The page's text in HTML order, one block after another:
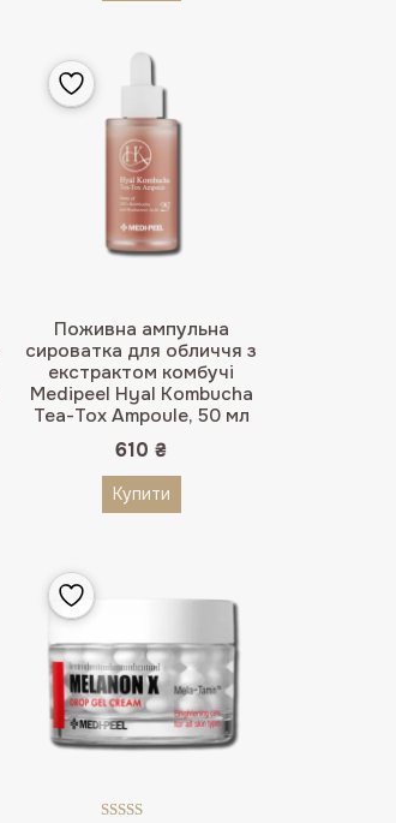
Поживна ампульна
сироватка для обличчя з
екстрактом комбучі
Medipeel Hyal Kombucha
Tea-Tox Ampoule, 50 мл
610₴
Купити